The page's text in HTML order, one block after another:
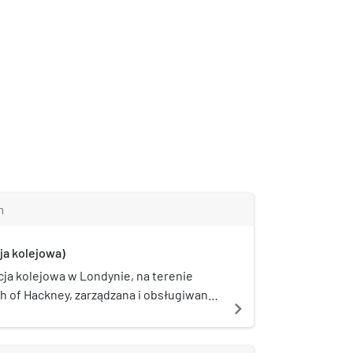
kolejowa)
kolejowa w Londynie, na terenie
Hackney, zarządzana i obsługiwana
2006/07 skorzystało z niej
navigate_next